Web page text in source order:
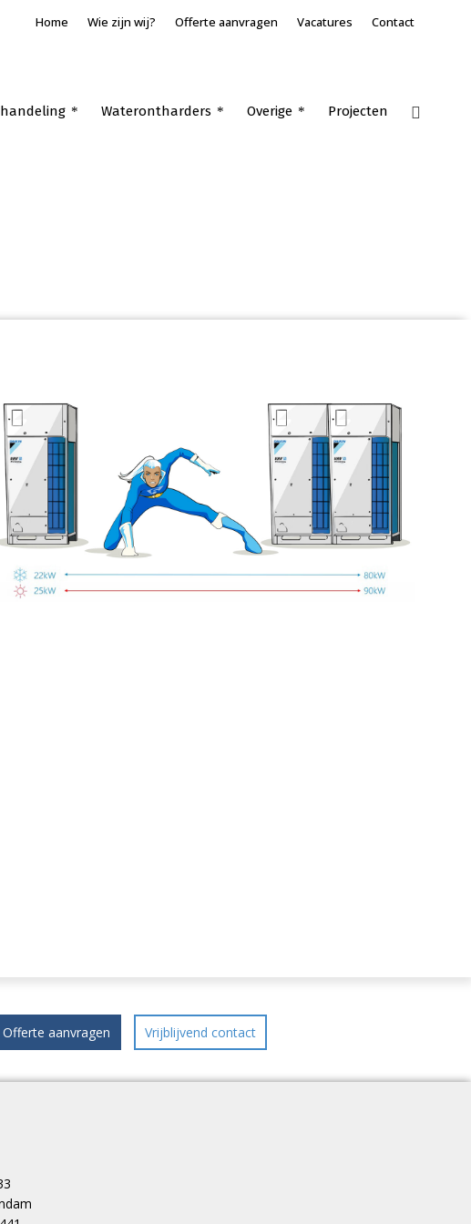
Home Wie zijn wij? Offerte aanvragen Vacatures Contact
Waterontharders Overige Projecten
Offerte aanvragen Vrijblijvend contact